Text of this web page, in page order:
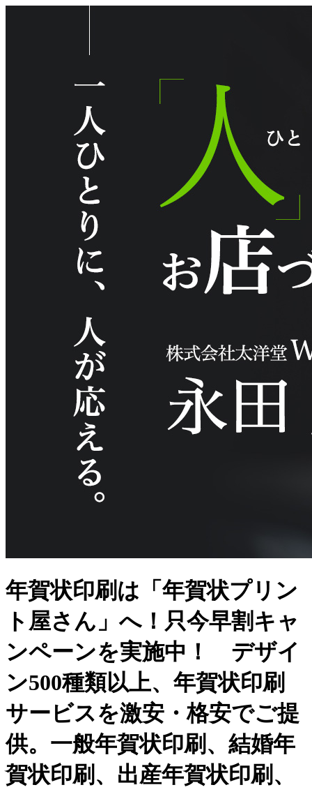
年賀状印刷は「年賀状プリン
ト屋さん」へ！只今早割キャ
ンペーンを実施中！ デザイ
ン500種類以上、年賀状印刷
サービスを激安・格安でご提
供。一般年賀状印刷、結婚年
賀状印刷、出産年賀状印刷、